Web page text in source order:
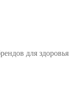
для здоровья